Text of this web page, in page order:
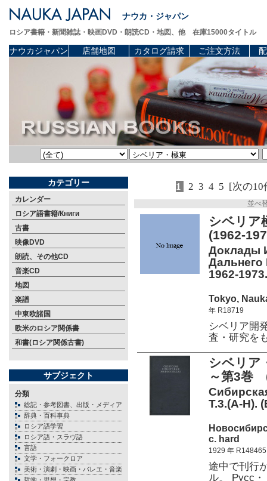
ナウカ・ジャパン
ロシア書籍・新聞雑誌・映画DVD・朗読CD・地図、他 在庫15000タイトル
ナウカジャパン 店舗地図 カタログ請求 ご注文方法
カテゴリー
カレンダー
ロシア語書籍/Книги
古書
映像DVD
朗読、その他CD
音楽CD
地図
楽譜
中東欧諸国
欧米のロシア関係書
和書(ロシア関係古書)
サブジェクト
分類
総記・参考図書、出版・メディア
辞典・百科事典
ロシア語学習
ロシア語・スラヴ語
言語
文学・フォークロア
美術・演劇・映画・バレエ・音楽
1 2 3 4 5 [次の10
並べ
シベリア
(1962-
Доклады
Дальнего
1962-
Tokyo,
年 R18719
シベリア開
査・研究を
シベリ
～第3巻
Т.3.(А-Н).
c. hard
1929 年 R148465
途中で刊行
ル。 Русс・